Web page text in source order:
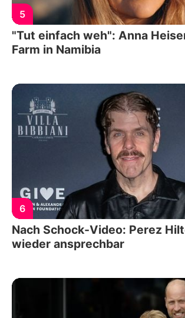
5
"Tut einfach weh": Anna
Farm in Namibia
6
Nach Schock-Video: Perez
wieder ansprechbar